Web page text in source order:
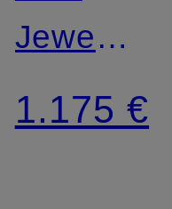
Jewelry
Armband
1.175 €